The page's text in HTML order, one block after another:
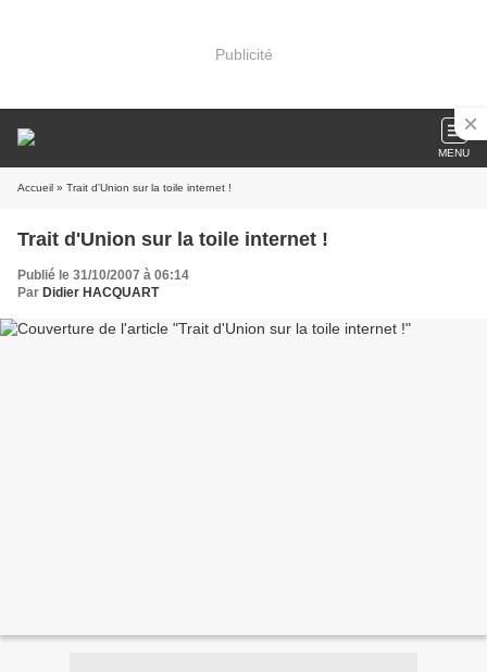
Publicité
MENU
Accueil » Trait d'Union sur la toile internet !
Trait d'Union sur la toile internet !
Publié le 31/10/2007 à 06:14
Par Didier HACQUART